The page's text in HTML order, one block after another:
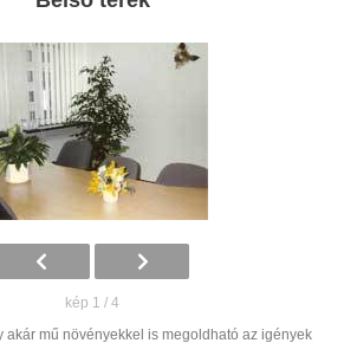
kép 1 / 4
akár mű növényekkel is megoldható az igények